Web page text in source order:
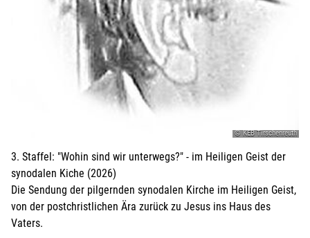
© KEB Tirschenreuth
3. Staffel: "Wohin sind wir unterwegs?" - im Heiligen Geist der
synodalen Kiche (2026)
Die Sendung der pilgernden synodalen Kirche im Heiligen Geist,
von der postchristlichen Ära zurück zu Jesus ins Haus des
Vaters.